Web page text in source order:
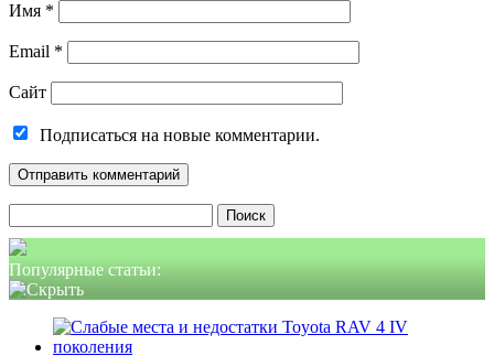
Имя *
Email *
Сайт
Подписаться на новые комментарии.
Популярные статьи: